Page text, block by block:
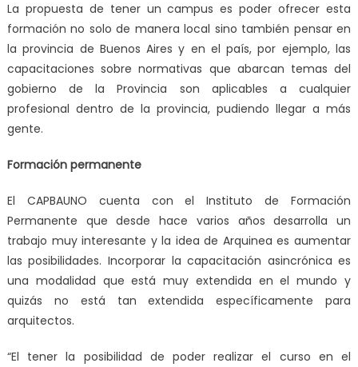
La propuesta de tener un campus es poder ofrecer esta
formación no solo de manera local sino también pensar en
la provincia de Buenos Aires y en el país, por ejemplo, las
capacitaciones sobre normativas que abarcan temas del
gobierno de la Provincia son aplicables a cualquier
profesional dentro de la provincia, pudiendo llegar a más
gente.
Formación permanente
El CAPBAUNO cuenta con el Instituto de Formación
Permanente que desde hace varios años desarrolla un
trabajo muy interesante y la idea de Arquinea es aumentar
las posibilidades. Incorporar la capacitación asincrónica es
una modalidad que está muy extendida en el mundo y
quizás no está tan extendida específicamente para
arquitectos.
“El tener la posibilidad de poder realizar el curso en el